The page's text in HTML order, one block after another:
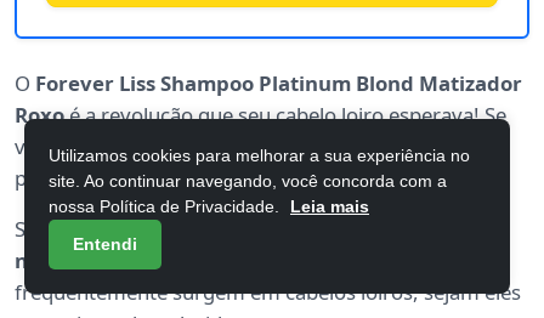
O Forever Liss Shampoo Platinum Blond Matizador
Roxoé a revolução que seu cabelo loiro esperava! Se
você sonha com um tom platinado impecável, este
produto é seu aliado perfeito.
Sua fórmula é especialmente desenvolvida para
neutralizar
os tons amarelados indesejados, que
frequentemente surgem em cabelos loiros, sejam eles
Utilizamos cookies para melhorar a sua experiência no
site. Ao continuar navegando, você concorda com a
nossa Política de Privacidade.
Leia mais
Entendi